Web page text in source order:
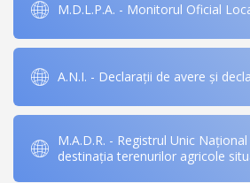
M.D.L.P.A. - Monitorul Oficial
A.N.I. - Declarații de avere și
M.A.D.R. - Registrul Unic
destinația terenurilor agricole